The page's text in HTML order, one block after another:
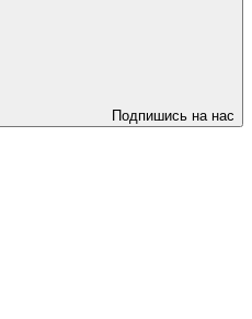
Подпишись на нас